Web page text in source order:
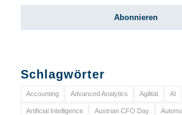
Schlagwörter
Accounting Advanced Analytics Agilität AI
Artificial Intelligence Austrian CFO Day